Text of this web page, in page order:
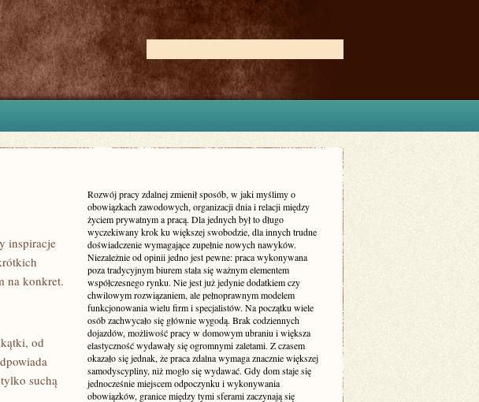
inspiracje
na konkret.
od
suchą
Rozwój pracy zdalnej zmienił sposób, w jaki myślimy o
obowiązkach zawodowych, organizacji dnia i relacji między
życiem prywatnym a pracą. Dla jednych był to długo
wyczekiwany krok ku większej swobodzie, dla innych trudne
doświadczenie wymagające zupełnie nowych nawyków.
Niezależnie od opinii jedno jest pewne: praca wykonywana
poza tradycyjnym biurem stała się ważnym elementem
współczesnego rynku. Nie jest już jedynie dodatkiem czy
chwilowym rozwiązaniem, ale pełnoprawnym modelem
funkcjonowania wielu firm i specjalistów. Na początku wiele
osób zachwycało się głównie wygodą. Brak codziennych
dojazdów, możliwość pracy w domowym ubraniu i większa
elastyczność wydawały się ogromnymi zaletami. Z czasem
okazało się jednak, że praca zdalna wymaga znacznie większej
samodyscypliny, niż mogło się wydawać. Gdy dom staje się
jednocześnie miejscem odpoczynku i wykonywania
obowiązków, granice między tymi sferami zaczynają się